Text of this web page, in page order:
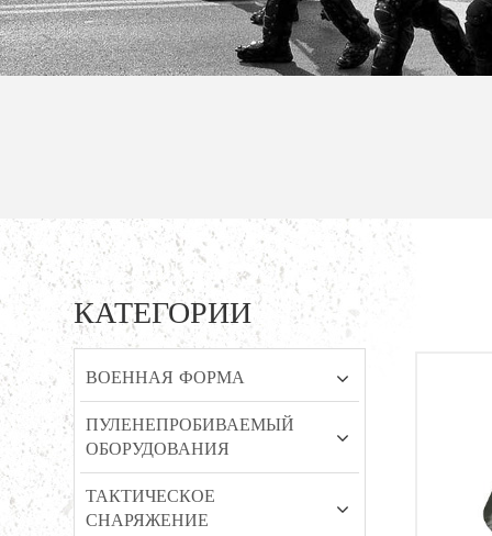
КАТЕГОРИИ
ВОЕННАЯ ФОРМА
ПУЛЕНЕПРОБИВАЕМЫЙ
ОБОРУДОВАНИЯ
ТАКТИЧЕСКОЕ
СНАРЯЖЕНИЕ